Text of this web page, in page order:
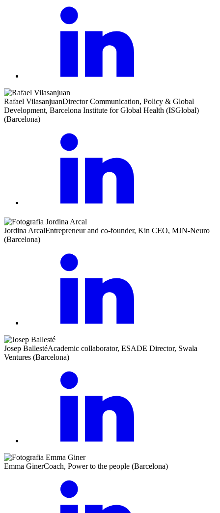
Rafael VilasanjuanDirector Communication, Policy & Global
Development, Barcelona Institute for Global Health (ISGlobal)
(Barcelona)
Jordina ArcalEntrepreneur and co-founder, Kin CEO, MJN-Neuro
(Barcelona)
Josep BallestéAcademic collaborator, ESADE Director, Swala
Ventures (Barcelona)
Emma GinerCoach, Power to the people (Barcelona)